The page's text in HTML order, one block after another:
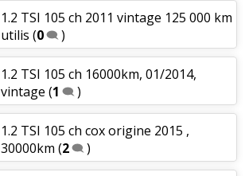
1.2 TSI 105 ch 2011 vintage 125 000 km
utilis (0 )
1.2 TSI 105 ch 16000km, 01/2014,
vintage (1 )
1.2 TSI 105 ch cox origine 2015 ,
30000km (2 )